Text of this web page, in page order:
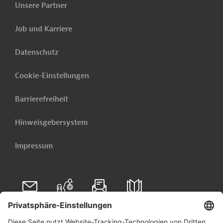
aus der ganzen Welt - direkt in Ihr Postfach.
Unsere Partner
Job und Karriere
Datenschutz
Cookie-Einstellungen
Barrierefreiheit
Hinweisgebersystem
Impressum